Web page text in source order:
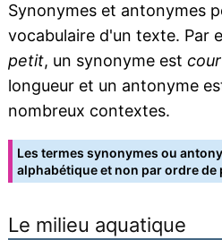
Synonymes et antonymes
vocabulaire d'un texte. Par
petit, un synonyme est
longueur et un antonyme
nombreux contextes.
Les termes synonymes ou
alphabétique et non par ordre
Le milieu aquatique